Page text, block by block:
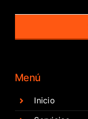
Menú
Inicio